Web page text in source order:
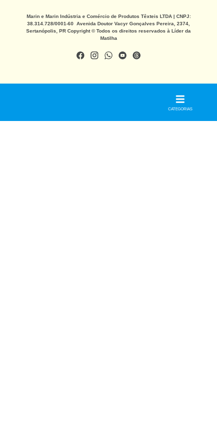
Marin e Marin Indústria e Comércio de Produtos Têxteis LTDA | CNPJ:
38.314.728/0001-60 Avenida Doutor Vacyr Gonçalves Pereira, 2374,
Sertanópolis, PR Copyright © Todos os direitos reservados à Líder da
Matilha
CATEGORIAS